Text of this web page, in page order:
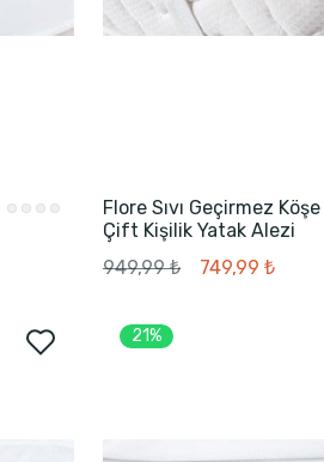
Flore Sıvı Geçirmez
Çift Kişilik Yatak Alezi
949,99 ₺
749,99 ₺
21%